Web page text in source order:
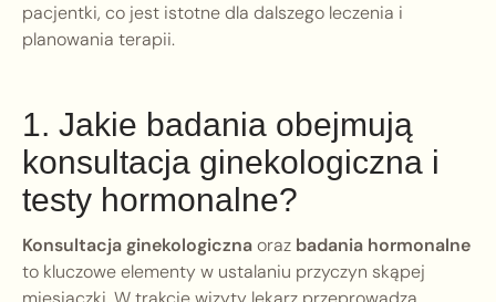
pacjentki, co jest istotne dla dalszego leczenia i
planowania terapii.
1. Jakie badania obejmują
konsultacja ginekologiczna i
testy hormonalne?
Konsultacja ginekologicznaoraz badania hormonalne
to kluczowe elementy w ustalaniu przyczyn skąpej